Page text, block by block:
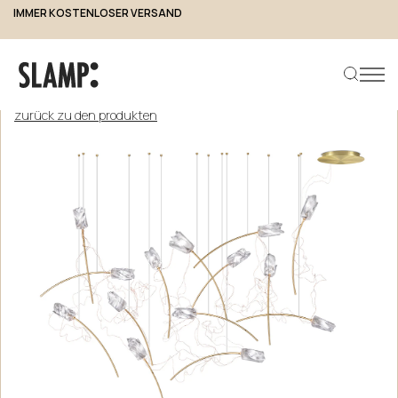
IMMER KOSTENLOSER VERSAND
…
zurück zu den produkten